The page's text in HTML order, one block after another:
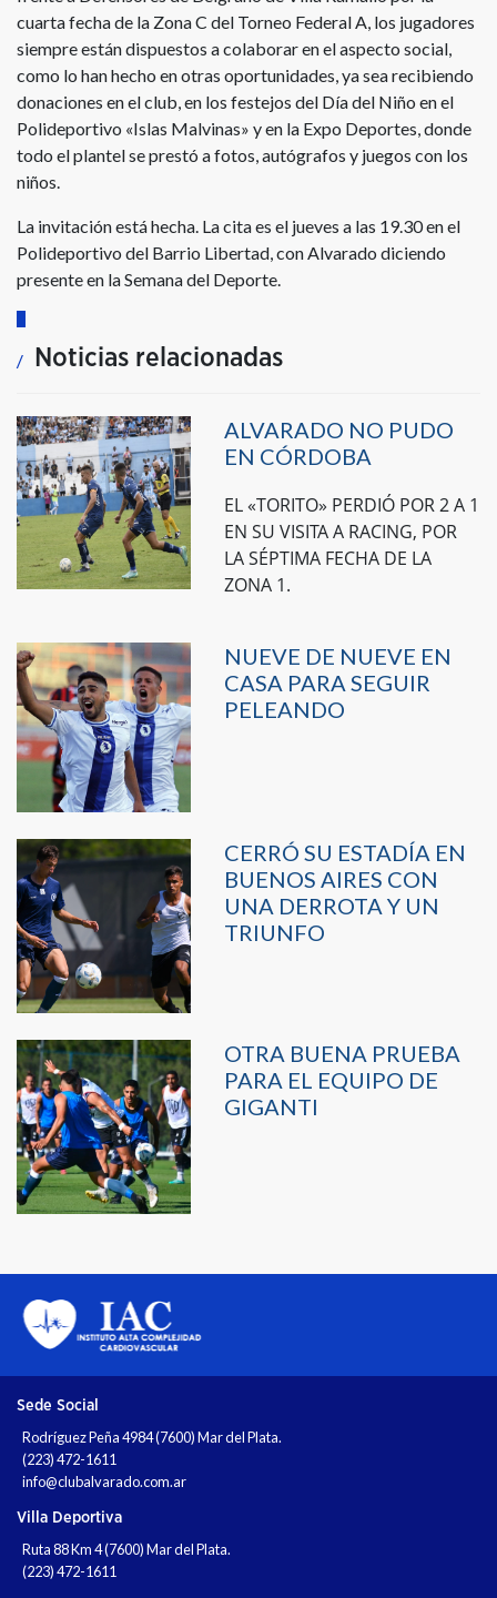
cuarta fecha de la Zona C del Torneo Federal A, los jugadores
siempre están dispuestos a colaborar en el aspecto social,
como lo han hecho en otras oportunidades, ya sea recibiendo
donaciones en el club, en los festejos del Día del Niño en el
Polideportivo «Islas Malvinas» y en la Expo Deportes, donde
todo el plantel se prestó a fotos, autógrafos y juegos con los
niños.
La invitación está hecha. La cita es el jueves a las 19.30 en el
Polideportivo del Barrio Libertad, con Alvarado diciendo
presente en la Semana del Deporte.
Noticias relacionadas
ALVARADO NO PUDO
EN CÓRDOBA
EL «TORITO» PERDIÓ POR 2 A 1
EN SU VISITA A RACING, POR
LA SÉPTIMA FECHA DE LA
ZONA 1.
NUEVE DE NUEVE EN
CASA PARA SEGUIR
PELEANDO
CERRÓ SU ESTADÍA EN
BUENOS AIRES CON
UNA DERROTA Y UN
TRIUNFO
OTRA BUENA PRUEBA
PARA EL EQUIPO DE
GIGANTI
Sede Social
Rodríguez Peña 4984 (7600) Mar del Plata.
(223) 472-1611
info@clubalvarado.com.ar
Villa Deportiva
Ruta 88 Km 4 (7600) Mar del Plata.
(223) 472-1611